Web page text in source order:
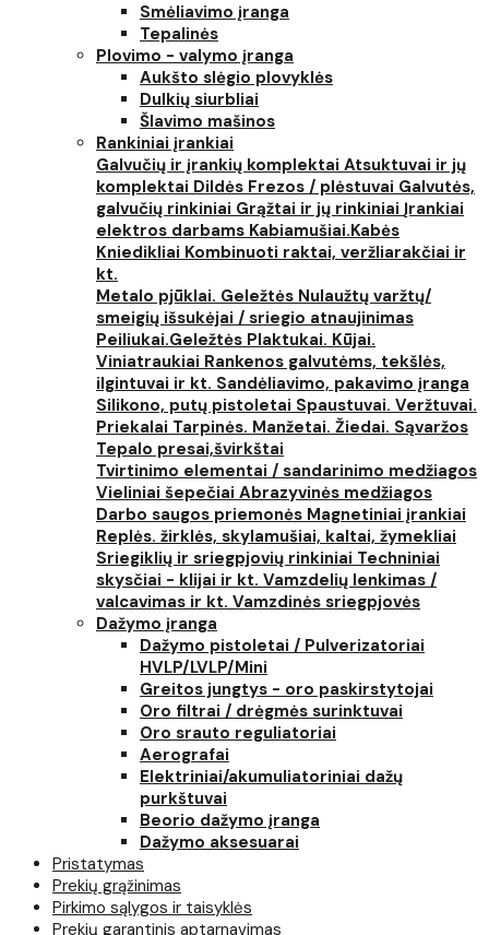
Smėliavimo įranga
Tepalinės
Plovimo - valymo įranga
Aukšto slėgio plovyklės
Dulkių siurbliai
Šlavimo mašinos
Rankiniai įrankiai
Galvučių ir įrankių komplektai Atsuktuvai ir jų
komplektai Dildės Frezos / plėstuvai Galvutės,
galvučių rinkiniai Grąžtai ir jų rinkiniai Įrankiai
elektros darbams Kabiamušiai.Kabės
Kniedikliai Kombinuoti raktai, veržliarakčiai ir
kt.
Metalo pjūklai. Geležtės Nulaužtų varžtų/
smeigių išsukėjai / sriegio atnaujinimas
Peiliukai.Geležtės Plaktukai. Kūjai.
Viniatraukiai Rankenos galvutėms, tekšlės,
ilgintuvai ir kt. Sandėliavimo, pakavimo įranga
Silikono, putų pistoletai Spaustuvai. Veržtuvai.
Priekalai Tarpinės. Manžetai. Žiedai. Sąvaržos
Tepalo presai,švirkštai
Tvirtinimo elementai / sandarinimo medžiagos
Vieliniai šepečiai Abrazyvinės medžiagos
Darbo saugos priemonės Magnetiniai įrankiai
Replės. žirklės, skylamušiai, kaltai, žymekliai
Sriegiklių ir sriegpjovių rinkiniai Techniniai
skysčiai - klijai ir kt. Vamzdelių lenkimas /
valcavimas ir kt. Vamzdinės sriegpjovės
Dažymo įranga
Dažymo pistoletai / Pulverizatoriai
HVLP/LVLP/Mini
Greitos jungtys - oro paskirstytojai
Oro filtrai / drėgmės surinktuvai
Oro srauto reguliatoriai
Aerografai
Elektriniai/akumuliatoriniai dažų
purkštuvai
Beorio dažymo įranga
Dažymo aksesuarai
Pristatymas
Prekių grąžinimas
Pirkimo sąlygos ir taisyklės
Prekių garantinis aptarnavimas